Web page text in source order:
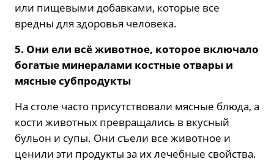
или пищевыми добавками, которые все
вредны для здоровья человека.
5. Они ели всё животное, которое включало
богатые минералами костные отвары и
мясные субпродукты
На столе часто присутствовали мясные блюда, а
кости животных превращались в вкусный
бульон и супы. Они съели все животное и
ценили эти продукты за их лечебные свойства.